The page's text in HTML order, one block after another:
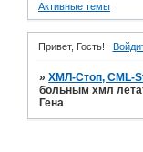
Активные темы
Привет, Гость!
»ХМЛ-Стоп, CML-
больным хмл
Гена